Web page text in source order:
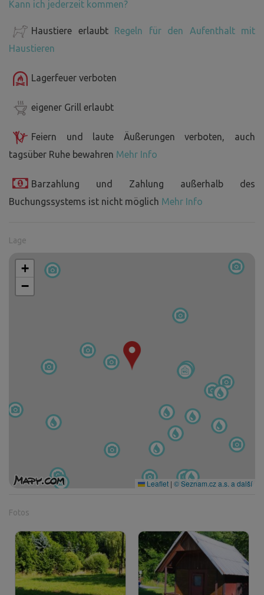
Kann ich jederzeit kommen?
Haustiere erlaubt Regeln für den Aufenthalt mit
Haustieren
Lagerfeuer verboten
eigener Grill erlaubt
Feiern und laute Äußerungen verboten, auch
tagsüber Ruhe bewahren Mehr Info
Barzahlung und Zahlung außerhalb des
Buchungssystems ist nicht möglich Mehr Info
Lage
+
−
Leaflet | © Seznam.cz a.s. a další
Fotos